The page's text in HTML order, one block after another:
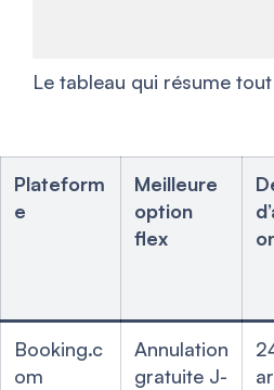
Le tableau qui résume
Plateform
e
Meilleure
option
flex
Booking.c
om
Annulation
gratuite J-